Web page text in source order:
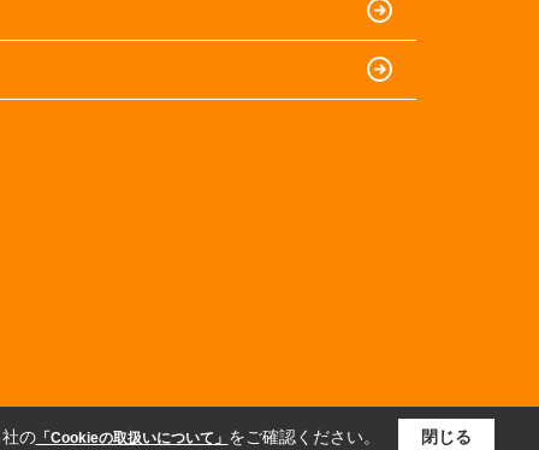
の「Cookieの取扱いについて」 をご確認ください。 閉じる